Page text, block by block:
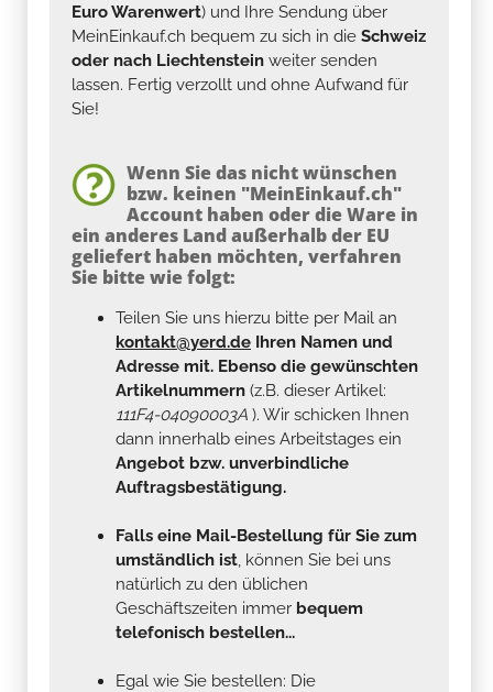
Euro Warenwert) und Ihre Sendung über
MeinEinkauf.ch bequem zu sich in die Schweiz
oder nach Liechtenstein weiter senden
lassen. Fertig verzollt und ohne Aufwand für
Sie!
Wenn Sie das nicht wünschen
bzw. keinen "MeinEinkauf.ch"
Account haben oder die Ware in
ein anderes Land außerhalb der EU
geliefert haben möchten, verfahren
Sie bitte wie folgt:
Teilen Sie uns hierzu bitte per Mail an
kontakt@yerd.de Ihren Namen und
Adresse mit. Ebenso die gewünschten
Artikelnummern (z.B. dieser Artikel:
111F4-04090003A ). Wir schicken Ihnen
dann innerhalb eines Arbeitstages ein
Angebot bzw. unverbindliche
Auftragsbestätigung.
Falls eine Mail-Bestellung für Sie zum
umständlich ist, können Sie bei uns
natürlich zu den üblichen
Geschäftszeiten immer bequem
telefonisch bestellen...
Egal wie Sie bestellen: Die